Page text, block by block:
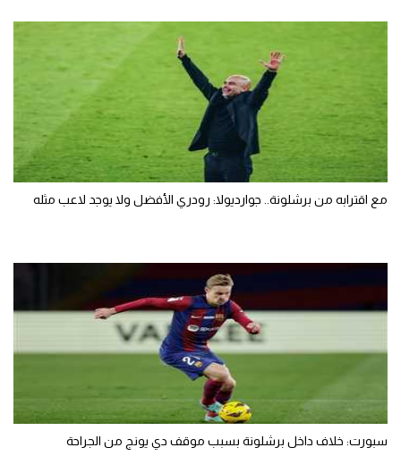
مع اقترابه من برشلونة.. جوارديولا: رودري الأفضل ولا يوجد لاعب مثله
سبورت: خلاف داخل برشلونة بسبب موقف دي يونج من الجراحة